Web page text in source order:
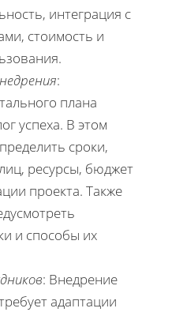
интеграция с
стоимость и
:
плана
успеха. В этом
сроки,
ресурсы, бюджет
проекта. Также
и способы их
: Внедрение
адаптации